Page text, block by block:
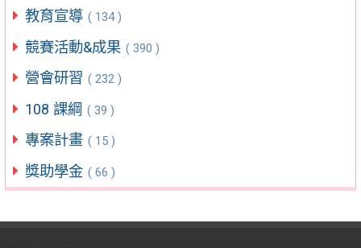
教育宣導 ( 134 )
競賽活動&成果 ( 390 )
營會研習 ( 232 )
108 課綱 ( 39 )
專案計畫 ( 15 )
獎助學金 ( 66 )